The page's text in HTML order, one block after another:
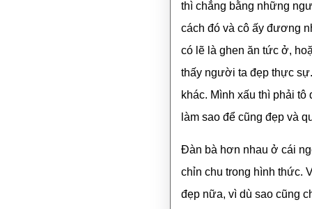
thì chẳng bằng những
cách đó và cô ấy đương
có lẽ là ghen ăn tức ở,
thấy người ta đẹp thực
khác. Mình xấu thì phải
làm sao để cũng đẹp và
Đàn bà hơn nhau ở cái
chỉn chu trong hình thức.
đẹp nữa, vì dù sao cũng